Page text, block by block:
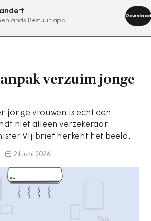
Bestuur app
Download
abonneer nu
verzuim jonge
jonge vrouwen is echt een
niet alleen verzekeraar
Vijlbrief herkent het beeld.
24 juni 2026